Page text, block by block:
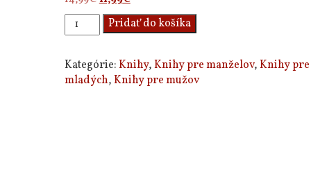
cena
bola:
cena
je:
množstvo
Evanjeliá
Pridať do košíka
Kategórie:Knihy,Knihy pre manželov,Knihy pre
mladých,Knihy pre mužov